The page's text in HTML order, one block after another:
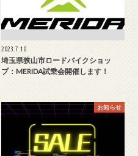
2023.7.10
埼玉県狭山市ロードバイクショッ
プ：MERIDA試乗会開催します！
お知らせ